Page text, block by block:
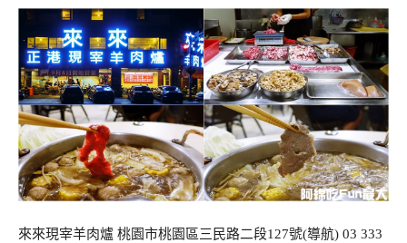
來來現宰羊肉爐 桃園市桃園區三民路二段127號(導航) 03 333